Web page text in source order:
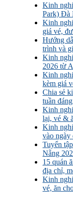
Kinh
Park) Đà
Kinh
giá vé,
Hướng
trình và
Kinh
2026 từ
Kinh
kèm giá
Chia sẻ
tuần
Kinh
lại, vé &
Kinh
vào ngày
Tuyển
Nẵng
15 quán
địa chỉ,
Kinh
vé, ăn